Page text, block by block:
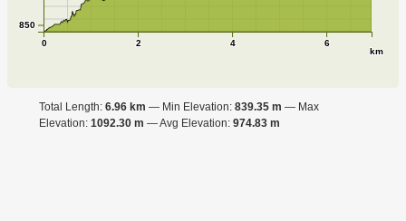
0 2 4 6
km
850
Total Length: 6.96 km Min Elevation: 839.35 m
Max
Elevation: 1092.30 m Avg Elevation: 974.83 m